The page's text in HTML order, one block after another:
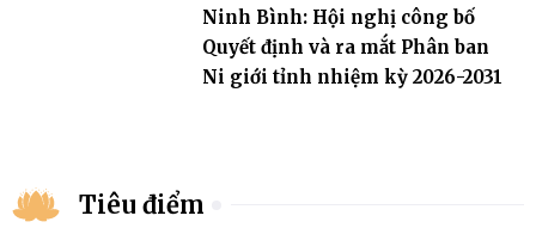
Ninh Bình: Hội nghị công bố
Quyết định và ra mắt Phân ban
Ni giới tỉnh nhiệm kỳ 2026-2031
Tiêu điểm